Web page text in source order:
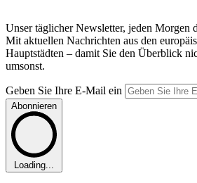
Unser täglicher Newsletter, jeden Morgen
Mit aktuellen Nachrichten aus den
Hauptstädten – damit Sie den Überblick
umsonst.
Geben Sie Ihre E-Mail ein
Abonnieren
Loading...